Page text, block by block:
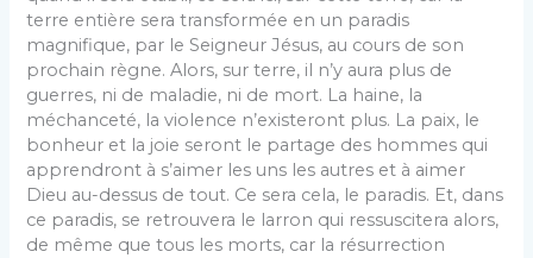
terre entière sera transformée en un paradis
magnifique, par le Seigneur Jésus, au cours de son
prochain règne. Alors, sur terre, il n’y aura plus de
guerres, ni de maladie, ni de mort. La haine, la
méchanceté, la violence n’existeront plus. La paix, le
bonheur et la joie seront le partage des hommes qui
apprendront à s’aimer les uns les autres et à aimer
Dieu au-dessus de tout. Ce sera cela, le paradis. Et, dans
ce paradis, se retrouvera le larron qui ressuscitera alors,
de même que tous les morts, car la résurrection